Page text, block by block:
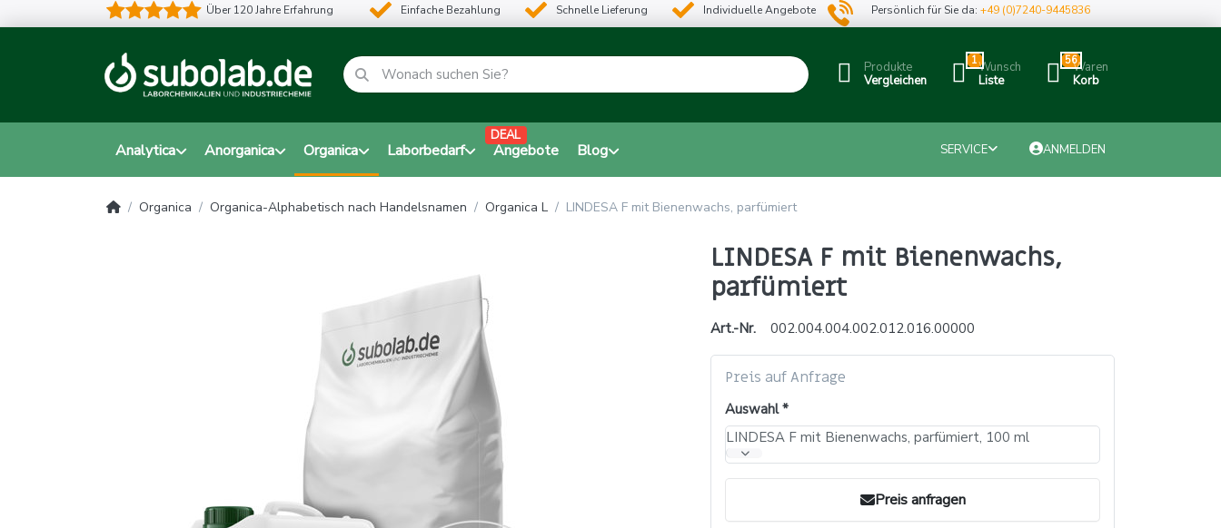
Über 120 Jahre Erfahrung Einfache Bezahlung Schnelle Lieferung Individuelle Angebote Persönlich für Sie da:+49 (0)7240-9445836
Produkte
Vergleichen
1Wunsch
Liste
56Waren
Korb
Analytica Anorganica Organica Laborbedarf Angebote
DEAL
Blog SERVICE ANMELDEN
Organica Organica-Alphabetisch nach Handelsnamen Organica L LINDESA F mit Bienenwachs, parfümiert
LINDESA F mit Bienenwachs,
parfümiert
Art.-Nr. 002.004.004.002.012.016.00000
Preis auf Anfrage
Auswahl
LINDESA F mit Bienenwachs, parfümiert, 100 ml
Preis anfragen